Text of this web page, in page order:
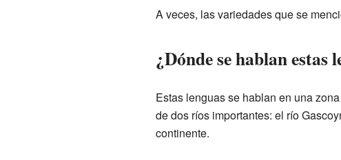
A veces, las variedades que se
¿Dónde se hablan estas
Estas lenguas se hablan en una
de dos ríos importantes: el río
continente.